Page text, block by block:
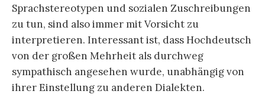
Sprachstereotypen und sozialen Zuschreibungen
zu tun, sind also immer mit Vorsicht zu
interpretieren. Interessant ist, dass Hochdeutsch
von der großen Mehrheit als durchweg
sympathisch angesehen wurde, unabhängig von
ihrer Einstellung zu anderen Dialekten.